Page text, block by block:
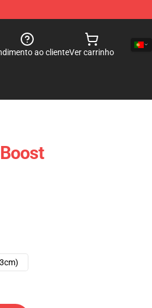
ao clienteVer carrinho